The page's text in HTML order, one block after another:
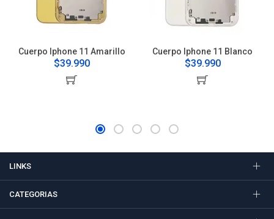
Cuerpo Iphone 11 Amarillo
$39.990
Cuerpo Iphone 11 Blanco
$39.990
LINKS
CATEGORIAS